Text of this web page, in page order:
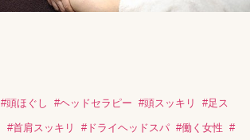
#頭ほぐし #ヘッドセラピー #頭スッキリ #足ス
#首肩スッキリ #ドライヘッドスパ #働く女性 #